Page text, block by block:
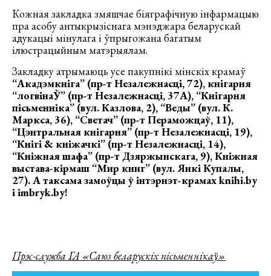
Кожная закладка змяшчае біяграфічную інфармацыю
пра асобу антыкрызіснага мэнэджара беларускай
адукацыі мінулага і ўпрыгожана багатым
ілюстрацыйным матэрыялам.
Закладку атрымаюць усе пакупнікі мінскіх крамаў
“Акадэмкніга” (пр-т Незалежнасці, 72), кнігарня
“логвінаЎ” (пр-т Незалежнасці, 37А), “Кнігарня
пісьменніка” (вул. Казлова, 2), “Веды” (вул. К.
Маркса, 36), “Светач” (пр-т Пераможцаў, 11),
“Цэнтральная кнігарня” (пр-т Незалежнасці, 19),
“Кнігі & кніжачкі” (пр-т Незалежнасці, 14),
“Кніжная шафа” (пр-т Дзяржынскага, 9), Кніжная
выстава-кірмаш “Мир книг” (вул. Янкі Купалы,
27). А таксама замоўцы ў інтэрнэт-крамах knihi.by
і imbryk.by!
Прэс-служба ГА «Саюз беларускіх пісьменнікаў»